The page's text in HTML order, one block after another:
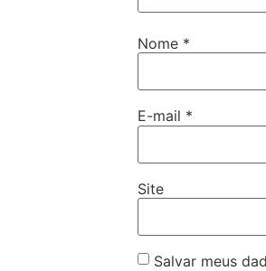
Nome *
E-mail *
Site
Salvar meus